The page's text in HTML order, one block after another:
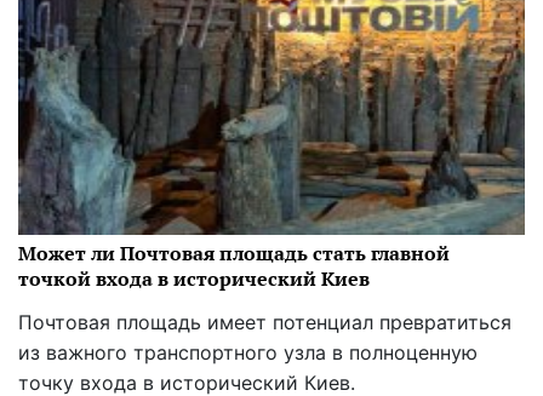
Может ли Почтовая площадь стать главной
точкой входа в исторический Киев
Почтовая площадь имеет потенциал превратиться
из важного транспортного узла в полноценную
точку входа в исторический Киев.